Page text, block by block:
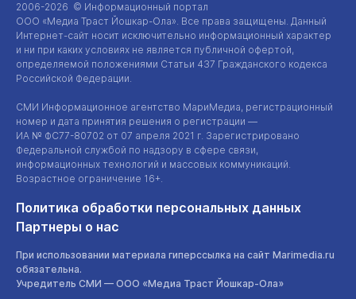
2006-2026 © Информационный портал
ООО «Медиа Траст Йошкар-Ола». Все права защищены. Данный
Интернет-сайт носит исключительно информационный характер
и ни при каких условиях не является публичной офертой,
определяемой положениями Статьи 437 Гражданского кодекса
Российской Федерации.
СМИ Информационное агентство МариМедиа, регистрационный
номер и дата принятия решения о регистрации —
ИА № ФС77-80702 от 07 апреля 2021 г. Зарегистрировано
Федеральной службой по надзору в сфере связи,
информационных технологий и массовых коммуникаций.
Возрастное ограничение 16+.
Политика обработки персональных данных
Партнеры о нас
При использовании материала гиперссылка на сайт Marimedia.ru
обязательна.
Учредитель СМИ — ООО «Медиа Траст Йошкар-Ола»